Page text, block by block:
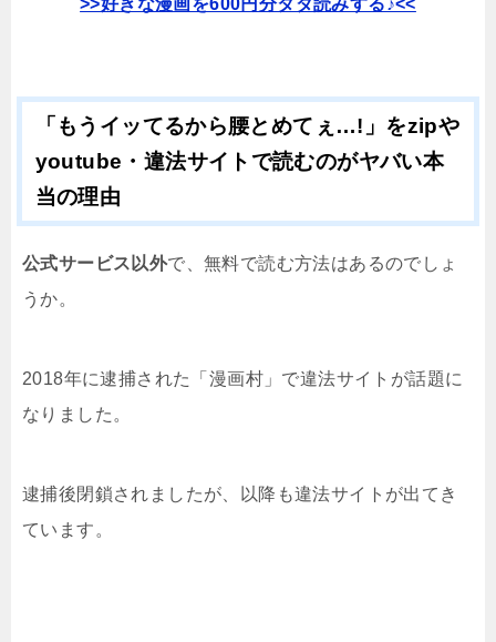
「もうイッてるから腰とめてぇ…!」をzipや
youtube・違法サイトで読むのがヤバい本
当の理由
公式サービス以外で、無料で読む方法はあるのでしょ
うか。
2018年に逮捕された「漫画村」で違法サイトが話題に
なりました。
逮捕後閉鎖されましたが、以降も違法サイトが出てき
ています。